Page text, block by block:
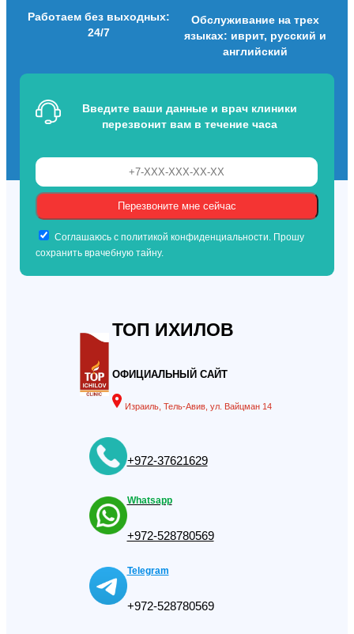
Работаем без выходных:
24/7
Обслуживание на трех
языках: иврит, русский и
английский
Введите ваши данные и врач клиники
перезвонит вам в течение часа
Соглашаюсь с политикой конфиденциальности. Прошу
сохранить врачебную тайну.
ТОП ИХИЛОВ
ОФИЦИАЛЬНЫЙ САЙТ
Израиль, Тель-Авив, ул. Вайцман 14
+972-37621629
Whatsapp
+972-528780569
Telegram
+972-528780569